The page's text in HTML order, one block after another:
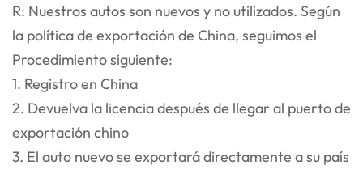
R: Nuestros autos son nuevos y no utilizados. Según
la política de exportación de China, seguimos el
Procedimiento siguiente:
1. Registro en China
2. Devuelva la licencia después de llegar al puerto de
exportación chino
3. El auto nuevo se exportará directamente a su país